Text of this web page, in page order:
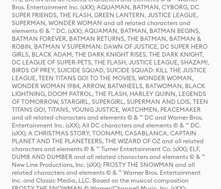
Bros. Entertainment Inc. (sXX); AQUAMAN, BATMAN, CYBORG, DC
SUPER FRIENDS, THE FLASH, GREEN LANTERN, JUSTICE LEAGUE,
SUPERMAN, WONDER WOMAN and all related characters and
elements © & ™ DC. (sXX); AQUAMAN, BATMAN, BATMAN BEGINS,
BATMAN FOREVER, BATMAN RETURNS, THE BATMAN, BATMAN &
ROBIN, BATMAN V SUPERMAN: DAWN OF JUSTICE, DC SUPER HERO
GIRLS, BLACK ADAM, THE DARK KNIGHT RISES, THE DARK KNIGHT,
DC LEAGUE OF SUPER-PETS, THE FLASH, JUSTICE LEAGUE, SHAZAM!,
BIRDS OF PREY, SUICIDE SQUAD, SUICIDE SQUAD: KILL THE JUSTICE
LEAGUE, TEEN TITANS GO! TO THE MOVIES, WONDER WOMAN,
WONDER WOMAN 1984, ARROW, BATWHEELS, BATWOMAN, BLACK
LIGHTNING, DOOM PATROL, THE FLASH, HARLEY QUINN, LEGENDS
OF TOMORROW, STARGIRL, SUPERGIRL, SUPERMAN AND LOIS, TEEN
TITANS GO!, TITANS, YOUNG JUSTICE, WATCHMEN, PEACEMAKER
and all related characters and elements © & ™ DC and Warner Bros.
Entertainment Inc. (sXX); All DC characters and elements © & ™ DC.
(sXX); A CHRISTMAS STORY, TOONAMI, CASABLANCA, CAPTAIN
PLANET AND THE PLANETEERS, THE WIZARD OF OZ and all related
characters and elements © & ™ Turner Entertainment Co. (sXX); ELF,
DUMB AND DUMBER and all related characters and elements © & ™
New Line Productions, Inc. (sXX); FROSTY THE SNOWMAN and all
related characters and elements © & ™ Warner Bros. Entertainment
Inc. and Classic Media, LLC. Based on the musical composition